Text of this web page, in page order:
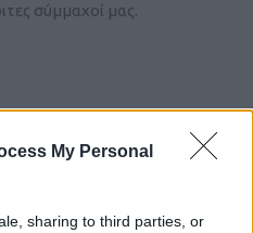
My Personal
sharing to third parties, or
σύμμαχοί μας.
13 Ιουλίου 2025 17:38 #681769
investment and opens